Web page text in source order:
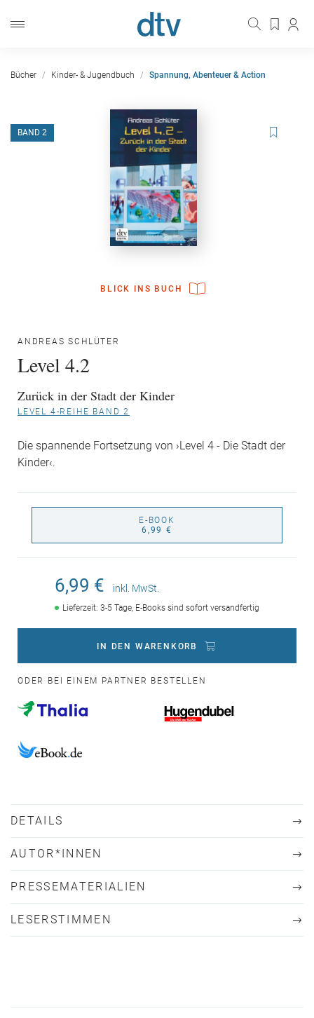
Bücher Kinder- & Jugendbuch Spannung, Abenteuer & Action
BLICK INS BUCH
BAND 2
ANDREAS SCHLÜTER
Level 4.2
Zurück in der Stadt der Kinder
LEVEL 4-REIHE BAND 2
Die spannende Fortsetzung von ›Level 4 - Die Stadt der
Kinder‹.
E-BOOK
6,99 €
6,99 € inkl. MwSt.
Lieferzeit: 3-5 Tage, E-Books sind sofort versandfertig
IN DEN WARENKORB
ODER BEI EINEM PARTNER BESTELLEN
DETAILS
AUTOR*INNEN
PRESSEMATERIALIEN
LESERSTIMMEN